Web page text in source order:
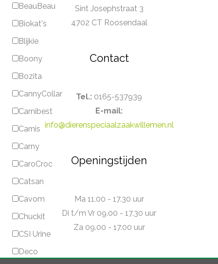
BeauBeau
Biokat's
Blijkie
Boony
Bozita
CannyCollar
Carnibest
Carnis
Carny
CaroCroc
Catsan
Cavom
Chuckit
CSI Urine
Deco
Sint Josephstraat 3
4702 CT Roosendaal
Contact
Tel.: 0165-537939
E-mail:
info@dierenspeciaalzaakwillemen.nl
Openingstijden
Ma 11.00 - 17.30 uur
Di t/m Vr 09.00 - 17.30 uur
Za 09.00 - 17.00 uur